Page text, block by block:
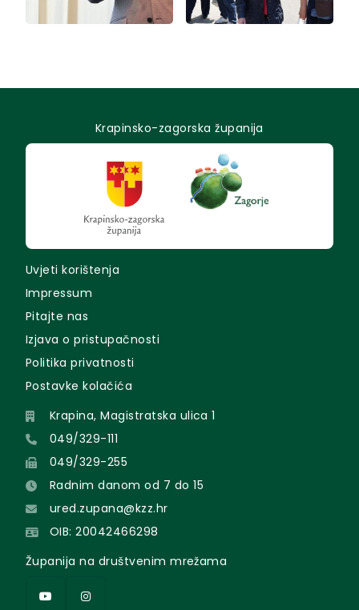
Krapinsko-zagorska županija
Uvjeti korištenja
Impressum
Pitajte nas
Izjava o pristupačnosti
Politika privatnosti
Postavke kolačića
Krapina, Magistratska ulica 1
049/329-111
049/329-255
Radnim danom od 7 do 15
ured.zupana@kzz.hr
OIB: 20042466298
Županija na društvenim mrežama